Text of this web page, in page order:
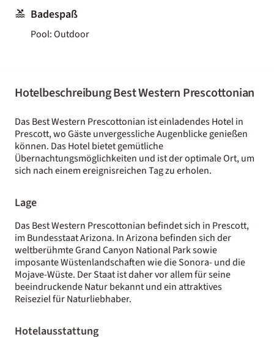
Badespaß
Pool: Outdoor
Hotelbeschreibung Best Western Prescottonian
Das Best Western Prescottonian ist einladendes Hotel in
Prescott, wo Gäste unvergessliche Augenblicke genießen
können. Das Hotel bietet gemütliche
Übernachtungsmöglichkeiten und ist der optimale Ort, um
sich nach einem ereignisreichen Tag zu erholen.
Lage
Das Best Western Prescottonian befindet sich in Prescott,
im Bundesstaat Arizona. In Arizona befinden sich der
weltberühmte Grand Canyon National Park sowie
imposante Wüstenlandschaften wie die Sonora- und die
Mojave-Wüste. Der Staat ist daher vor allem für seine
beeindruckende Natur bekannt und ein attraktives
Reiseziel für Naturliebhaber.
Hotelausstattung